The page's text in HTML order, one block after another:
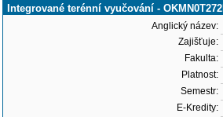
Integrované terénní vyučování -
Anglický název:
Zajišťuje:
Fakulta:
Platnost:
Semestr:
E-Kredity: